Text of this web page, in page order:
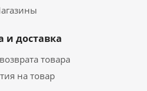
и доставка
товара
на товар